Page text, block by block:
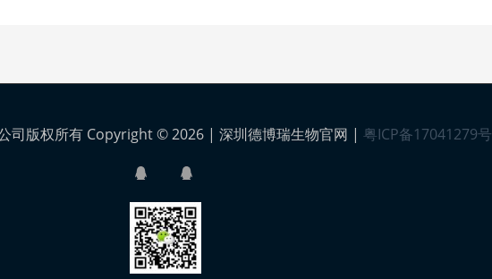
司版权所有 Copyright © 2026 | 深圳德博瑞生物官网 | 粤ICP备17041279号